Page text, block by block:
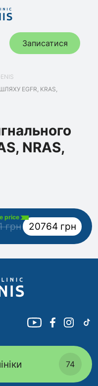
Записатися
EGFR, KRAS,
NRAS,
price
грн 20764 грн
74